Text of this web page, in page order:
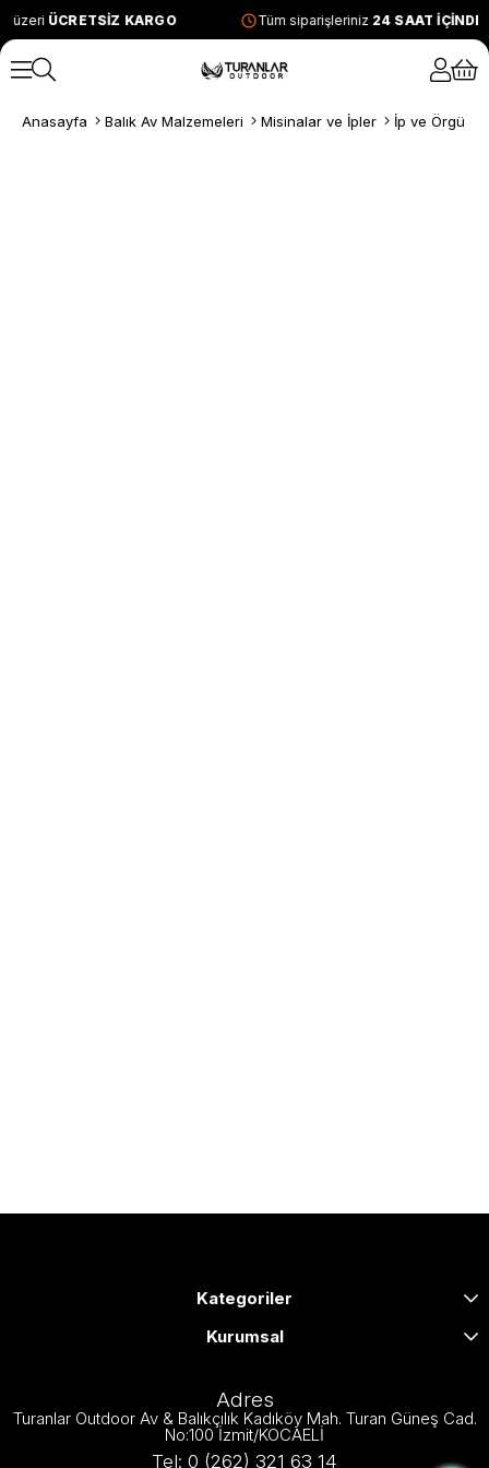
üzeri ÜCRETSİZ KARGO Tüm siparişleriniz 24 SAAT İÇİNDE
Anasayfa Balık Av Malzemeleri Misinalar ve İpler İp ve Örgü
Kategoriler
Kurumsal
Adres
Turanlar Outdoor Av & Balıkçılık Kadıköy Mah. Turan Güneş Cad.
No:100 İzmit/KOCAELİ
Tel: 0 (262) 321 63 14